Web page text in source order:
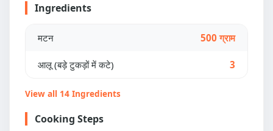
Ingredients
मटन 500 ग्राम
आलू (बड़े टुकड़ों में कटे) 3
View all 14 Ingredients
Cooking Steps